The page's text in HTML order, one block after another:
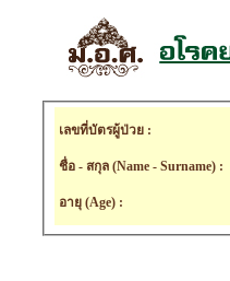
เลขที่บัตรผู้ป่วย :
ชื่อ - สกุล (Name - Surname) :
อายุ (Age) :